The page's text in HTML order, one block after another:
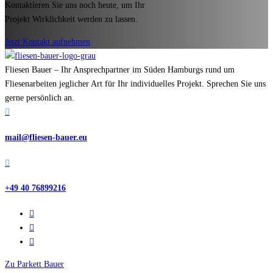
Kontaktieren Sie uns noch heute, um Ihr
Projekt Wirklichkeit werden zu lassen.
Jetzt Kontakt aufnehmen
Fliesen Bauer – Ihr Ansprechpartner im Süden Hamburgs rund um
Fliesenarbeiten jeglicher Art für Ihr individuelles Projekt. Sprechen Sie uns
gerne persönlich an.

mail@fliesen-bauer.eu

+49 40 76899216
Zu Parkett Bauer